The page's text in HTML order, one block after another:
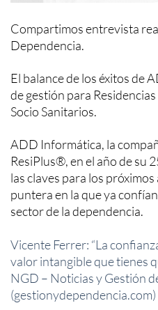
Compartimos entrevista
Dependencia.
El balance de los éxitos de
de gestión para
Socio Sanitarios.
ADD Informática, la
ResiPlus®, en el año de su
las claves para los
puntera en la que ya
sector de la dependencia.
Vicente Ferrer: “La
valor intangible que tienes
NGD – Noticias y Gestión
(gestionydependencia.com)